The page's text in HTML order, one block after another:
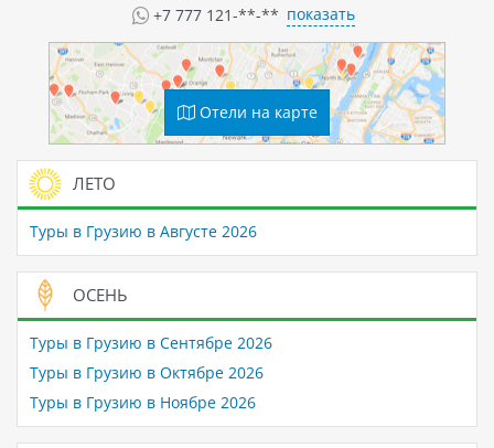
+7 777 121-**-** показать
Отели на карте
ЛЕТО
Туры в Грузию в Августе 2026
ОСЕНЬ
Туры в Грузию в Сентябре 2026
Туры в Грузию в Октябре 2026
Туры в Грузию в Ноябре 2026